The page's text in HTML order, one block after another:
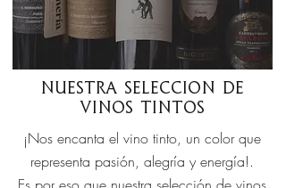
Nuestra Seleccion de
vinos Tintos
¡Nos encanta el vino tinto, un color que
representa pasión, alegría y energía!.